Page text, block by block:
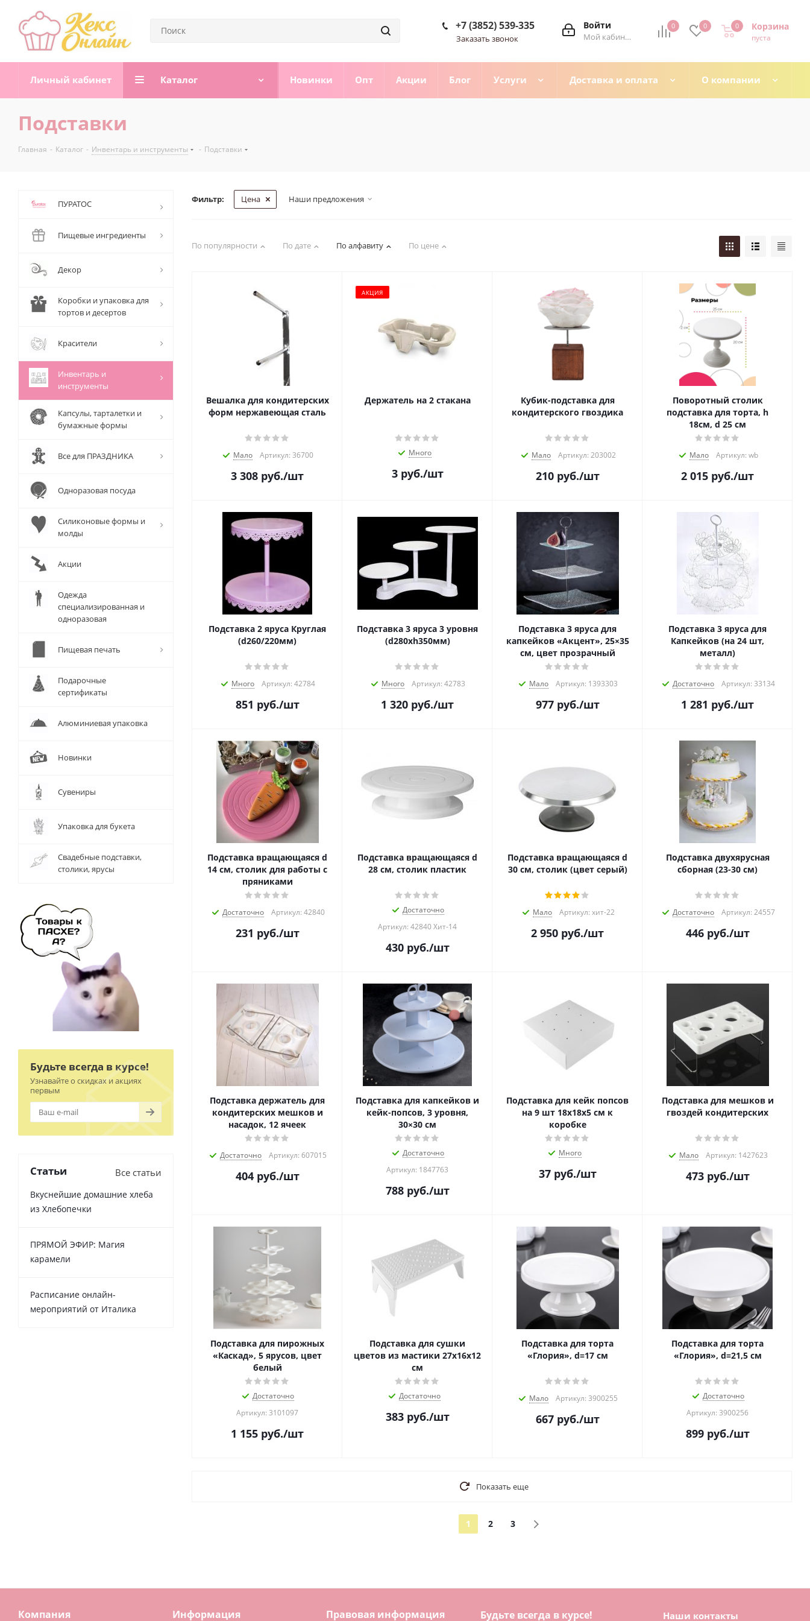
0 0 Корзина
0
пуста
0
Войти
Мой кабинет
+7 (3852) 539-335
Заказать звонок
Личный кабинет Каталог Новинки Опт Акции Блог Услуги Доставка и оплата О компании
Подставки
Главная - Каталог - Инвентарь и инструменты - Подставки
Фильтр: Цена Наши предложения
По популярности По дате По алфавиту По цене
Вешалка для кондитерских
форм нержавеющая сталь
Мало Артикул: 36700
3 308 руб./шт
АКЦИЯ
Держатель на 2 стакана
Много
3руб./шт
Кубик-подставка для
кондитерского гвоздика
Мало Артикул: 203002
210руб./шт
Поворотный столик
подставка для торта, h
18см, d 25 см
Мало Артикул: wb
2 015 руб./шт
Подставка 2 яруса Круглая
(d260/220мм)
Много Артикул: 42784
851 руб./шт
Подставка 3 яруса 3 уровня
(d280хh350мм)
Много Артикул: 42783
1 320 руб./шт
Подставка 3 яруса для
капкейков «Акцент», 25×35
см, цвет прозрачный
Мало Артикул: 1393303
977руб./шт
Подставка 3 яруса для
Капкейков (на 24 шт,
металл)
Достаточно Артикул: 33134
1 281 руб./шт
Подставка вращающаяся d
14 см, столик для работы с
пряниками
Достаточно Артикул: 42840
231 руб./шт
Подставка вращающаяся d
28 см, столик пластик
Достаточно
Артикул: 42840 Хит-14
430руб./шт
Подставка вращающаяся d
30 см, столик (цвет серый)
Мало Артикул: хит-22
2 950 руб./шт
Подставка двухярусная
сборная (23-30 см)
Достаточно Артикул: 24557
446руб./шт
Подставка держатель для
кондитерских мешков и
насадок, 12 ячеек
Достаточно Артикул: 607015
404руб./шт
Подставка для капкейков и
кейк-попсов, 3 уровня,
30×30 см
Достаточно
Артикул: 1847763
788руб./шт
Подставка для кейк попсов
на 9 шт 18х18х5 см к
коробке
Много
37руб./шт
Подставка для мешков и
гвоздей кондитерских
Мало Артикул: 1427623
473руб./шт
Подставка для пирожных
«Каскад», 5 ярусов, цвет
белый
Достаточно
Артикул: 3101097
1 155 руб./шт
Подставка для сушки
цветов из мастики 27х16х12
см
Достаточно
383руб./шт
Подставка для торта
«Глория», d=17 см
Мало Артикул: 3900255
667руб./шт
Подставка для торта
«Глория», d=21,5 см
Достаточно
Артикул: 3900256
899руб./шт
Показать еще
1 2 3
ПУРАТОС
Пищевые ингредиенты
Декор
Коробки и упаковка для
тортов и десертов
Красители
Инвентарь и
инструменты
Капсулы, тарталетки и
бумажные формы
Все для ПРАЗДНИКА
Одноразовая посуда
Силиконовые формы и
молды
Акции
Одежда
специализированная и
одноразовая
Пищевая печать
Подарочные
сертификаты
Алюминиевая упаковка
Новинки
Сувениры
Упаковка для букета
Свадебные подставки,
столики, ярусы
Будьте всегда в курсе!
Узнавайте о скидках и акциях
первым
Статьи Все статьи
Вкуснейшие домашние хлеба
из Хлебопечки
ПРЯМОЙ ЭФИР: Магия
карамели
Расписание онлайн-
мероприятий от Италика
Компания Информация Правовая информация Будьте всегда в курсе! Наши контакты